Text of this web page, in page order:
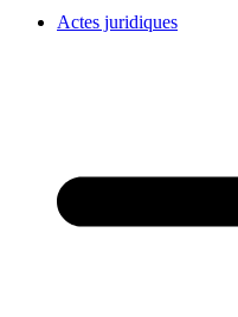
Actes juridiques